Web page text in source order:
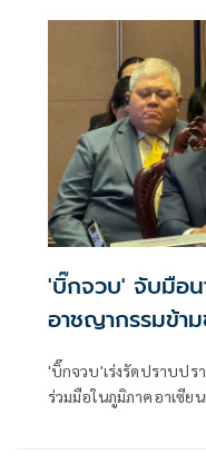
'บิ๊กจวบ' จับมือน
อาชญากรรมข้า
'บิ๊กจวบ'เร่งรัดปราบปร
ร่วมมือในภูมิภาคอาเซีย